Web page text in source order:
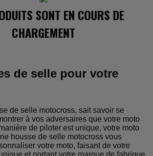
SONT EN COURS DE
CHARGEMENT
de selle pour votre
de selle motocross, sait savoir se
à vos adversaires que votre moto
de piloter est unique, votre moto
housse de selle motocross vous
votre moto, faisant de votre
et portant votre marque de fabrique.